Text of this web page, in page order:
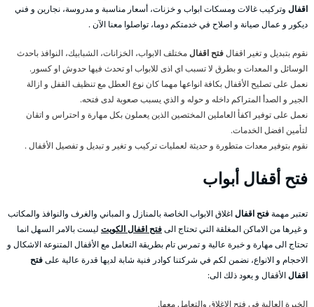
اقفال وتركيب غالات ومسكات ابواب و خزنات، أسعار مناسبة و مدروسة، نجارين و فني
ديكور و عمال صيانة و اصلاح في خدمتكم دوما، تواصلوا معنا الآن .
نقوم بتبديل و تغير اقفالفتح اقفالمختلف الابواب، الخزانات، الشبابيك، النوافذ باحدث
الوسائل و المعدات و بطرق لا تسبب اي اذى للابواب او تحدث فيها حدوش او كسور.
نعمل على تصليح الأقفال بكافة انواعها مهما كان نوع العطل مع تنظيف القفل و ازالة
الجير و الصدأ المتراكم داخله و حوله و الذي يسبب صعوبة لدى فتحه.
نعمل على توفير اكفأ العاملين المختصين الذين يعملون بكل مهارة و احتراس و اتقان
لتأمين افضل الخدمات.
نقوم بتوفير معدات متطورة و حديثة لعمليات تركيب و تغير و تبديل و تفصيل الأقفال .
فتح أقفال أبواب
تعتبر مهمةفتح اقفالاغلاق الابواب الخاصة بالمنازل و المباني والغرف والنوافذ والمكاتب
و غيرها من الاماكن المغلقة التي تحتاج الىفتح اقفال الكويت ليست بالامر السهل انما
تحتاج الى مهارة و خبرة عالية و تمرس تام بطريقة التعامل مع الأقفال المتنوعة الاشكال و
الاحجام و الانواع، نضمن لكم في شركتنا كوادر فنية شابة لديها قدرة عالية علىفتح
اقفالالأقفال و يعود ذلك الى:
الخبرة العالية في فتح الاغلاق والتعامل معها.